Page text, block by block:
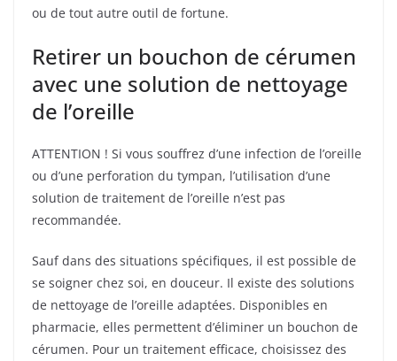
ou de tout autre outil de fortune.
Retirer un bouchon de cérumen
avec une solution de nettoyage
de l’oreille
ATTENTION ! Si vous souffrez d’une infection de l’oreille
ou d’une perforation du tympan, l’utilisation d’une
solution de traitement de l’oreille n’est pas
recommandée.
Sauf dans des situations spécifiques, il est possible de
se soigner chez soi, en douceur. Il existe des solutions
de nettoyage de l’oreille adaptées. Disponibles en
pharmacie, elles permettent d’éliminer un bouchon de
cérumen. Pour un traitement efficace, choisissez des